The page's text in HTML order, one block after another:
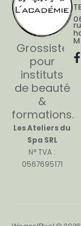
Grossiste
pour
instituts
de beauté
&
formations.
Les Ateliers du
Spa SRL
N° TVA :
0567695171